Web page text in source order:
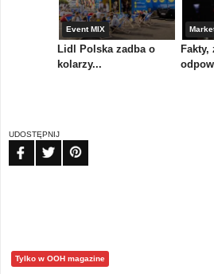
Event MIX
Lidl Polska zadba o
kolarzy...
Fakty,
UDOSTĘPNIJ
Tylko w OOH magazine